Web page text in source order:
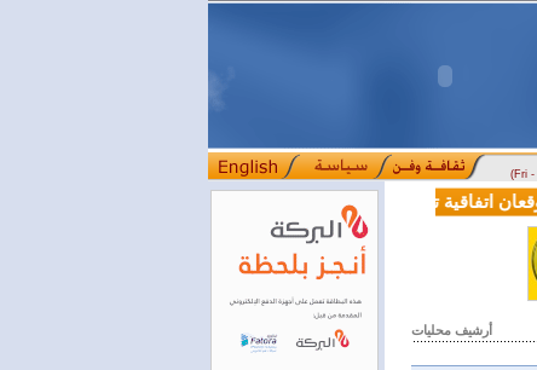
(Fri -
اتفاقية تعاون في مجالي التعليم العالي والبحث العلمي
أرشيف محليات